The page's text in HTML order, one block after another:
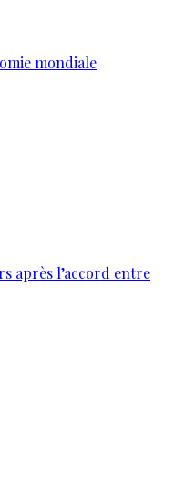
mondiale
après l’accord entre